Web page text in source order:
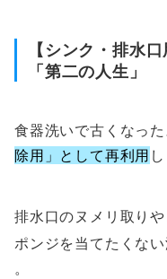
【シンク・排水
「第二の人生」
食器洗いで古くなった
除用」として再利用
排水口のヌメリ取り
ポンジを当てたくな
。